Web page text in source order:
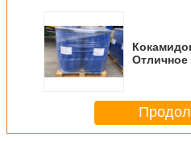
Отличное
средств